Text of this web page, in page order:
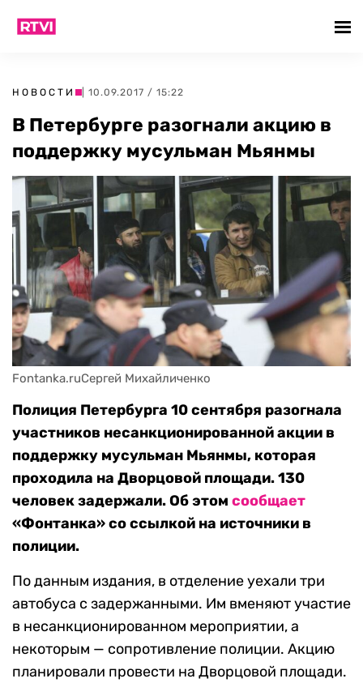
НОВОСТИ | 10.09.2017 / 15:22
В Петербурге разогнали акцию в
поддержку мусульман Мьянмы
Fontanka.ruСергей Михайличенко
Полиция Петербурга 10 сентября разогнала
участников несанкционированной акции в
поддержку мусульман Мьянмы, которая
проходила на Дворцовой площади. 130
человек задержали. Об этом сообщает
«Фонтанка» со ссылкой на источники в
полиции.
По данным издания, в отделение уехали три
автобуса с задержанными. Им вменяют участие
в несанкционированном мероприятии, а
некоторым — сопротивление полиции. Акцию
планировали провести на Дворцовой площади.